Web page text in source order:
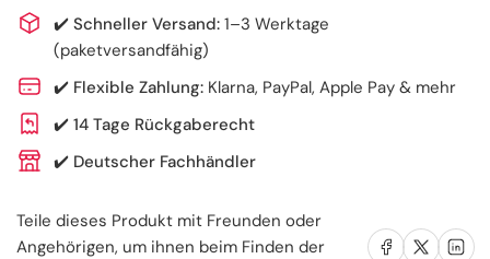
Katheter-
Set,
steril
-
10
Sets
|
Stück
Katheter-
Set,
steril
-
10
|
Stück
✔️ Schneller Versand: 1–3 Werktage
(paketversandfähig)
✔️ Flexible Zahlung: Klarna, PayPal, Apple Pay & mehr
✔️ 14 Tage Rückgaberecht
✔️ Deutscher Fachhändler
Teile dieses Produkt mit Freunden oder
Angehörigen, um ihnen beim Finden der
Auf Facebook teilenAuf X teilenAuf LinkedIn